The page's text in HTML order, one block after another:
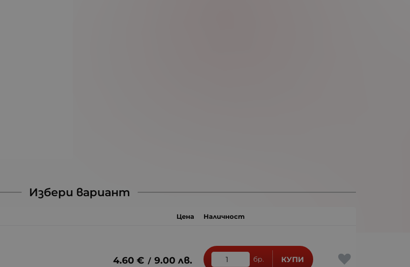
Избери вариант
Цена Наличност
4.60 € / 9.00 лв. бр. КУПИ